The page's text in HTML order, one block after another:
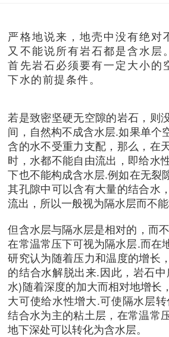
严格地说来，地壳中没有绝对
又不能说所有岩石都是含水层
首先岩石必须要有一定大小的
下水的前提条件。
若是致密坚硬无空隙的岩石，则
间，自然构不成含水层.如果单个
含的水不受重力支配，那么，在
时，水都不能自由流出，即给水
下也不能构成含水层.例如在无裂
其孔隙中可以含有大量的结合水
流出，所以一般视为隔水层而不能
但含水层与隔水层是相对的，而
在常温常压下可视为隔水层.而在
研究认为随着压力和温度的增长
的结合水解脱出来.因此，岩石
水)随着深度的加大而相对地增长
大可使给水性增大.可使隔水层
结合水为主的粘土层，在常温常
地下深处可以转化为含水层。